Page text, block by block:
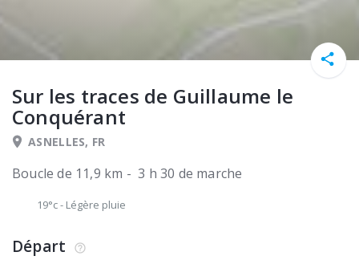
Sur les traces de Guillaume le
Conquérant
ASNELLES, FR
Boucle de 11,9 km - 3 h 30 de marche
19°c- Légère pluie
Départ